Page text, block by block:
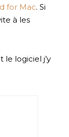
for Mac. Si
à les
le logiciel j’y